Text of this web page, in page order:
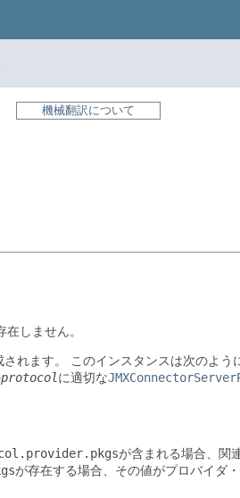
機械翻訳について
しません。
れます。 このインスタンスは次のよう
protocol に適切な
が含まれる場合、関
が存在する場合、その値がプロバイダ